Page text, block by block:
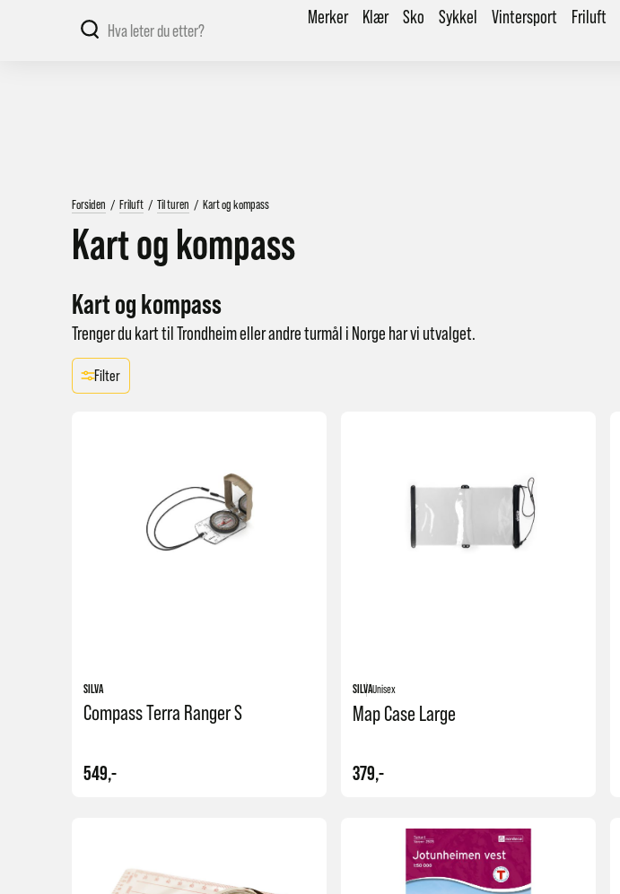
Merker Klær Sko Sykkel Vintersport Friluft
Forsiden / Friluft / Til turen / Kart og kompass
Kart og kompass
Kart og kompass
Trenger du kart til Trondheim eller andre turmål i Norge har vi utvalget.
Filter
SILVA
Compass Terra Ranger S
549,-
SILVAUnisex
Map Case Large
379,-